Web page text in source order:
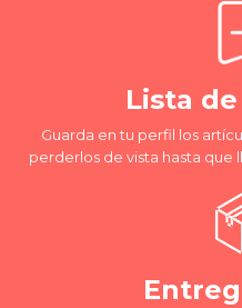
Lista
Guarda en tu perfil los
perderlos de vista hasta